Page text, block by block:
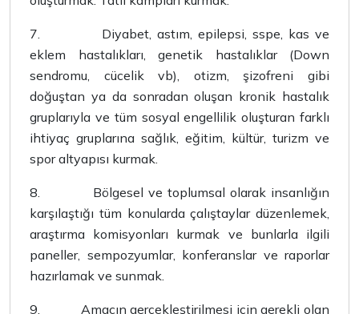
7.
Diyabet, astım, epilepsi, sspe, kas ve
eklem hastalıkları, genetik hastalıklar (Down
sendromu, cücelik vb), otizm, şizofreni gibi
doğuştan ya da sonradan oluşan kronik hastalık
gruplarıyla ve tüm sosyal engellilik oluşturan farklı
ihtiyaç gruplarına sağlık, eğitim, kültür, turizm ve
spor altyapısı kurmak.
8.
Bölgesel ve toplumsal olarak insanlığın
karşılaştığı tüm konularda çalıştaylar düzenlemek,
araştırma komisyonları kurmak ve bunlarla ilgili
paneller, sempozyumlar, konferanslar ve raporlar
hazırlamak ve sunmak.
9.
Amacın gerçekleştirilmesi için gerekli olan